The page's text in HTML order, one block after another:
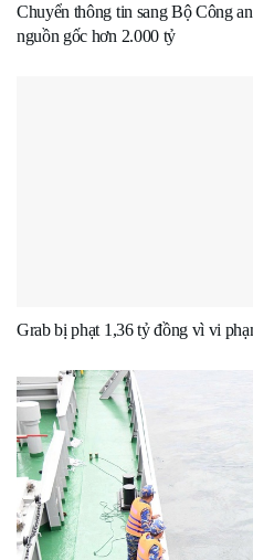
Chuyển thông tin sang Bộ Công
nguồn gốc hơn 2.000 tỷ
Grab bị phạt 1,36 tỷ đồng vì vi